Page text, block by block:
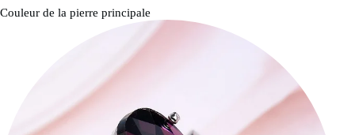
Couleur de la pierre principale